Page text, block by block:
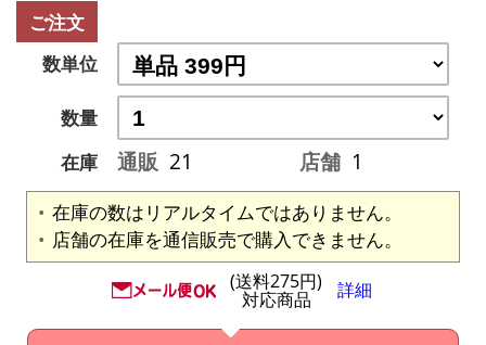
ご注文
数単位
数量
在庫
通販 21 店舗 1
在庫の数はリアルタイムではありません。
店舗の在庫を通信販売で購入できません。
(送料275円)
対応商品 詳細